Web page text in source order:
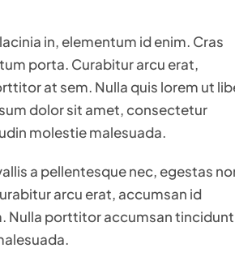
in, elementum id enim. Cras
porta. Curabitur arcu erat,
at sem. Nulla quis lorem ut
dolor sit amet, consectetur
molestie malesuada.
a pellentesque nec, egestas
arcu erat, accumsan id
Nulla porttitor accumsan